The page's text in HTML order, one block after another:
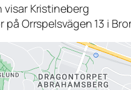
visar Kristineberg
Orrspelsvägen 13 i